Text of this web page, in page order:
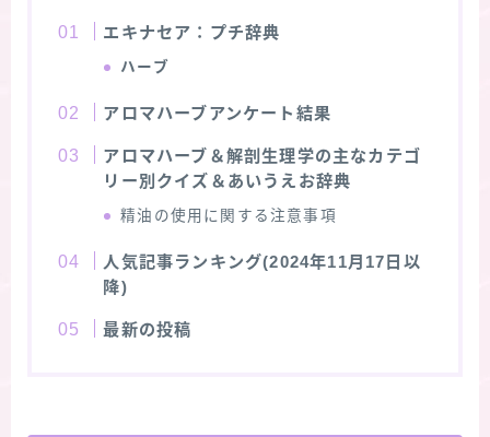
サイトマップ
エキナセア：プチ辞典
ハーブ
アロマハーブアンケート結果
アロマハーブ＆解剖生理学の主なカテゴ
リー別クイズ＆あいうえお辞典
精油の使用に関する注意事項
人気記事ランキング(2024年11月17日以
降)
最新の投稿